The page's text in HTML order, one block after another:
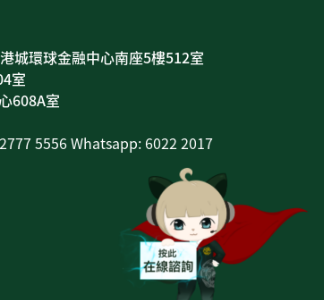
城環球金融中心南座5樓512室
室
608A室
5556 Whatsapp: 6022 2017